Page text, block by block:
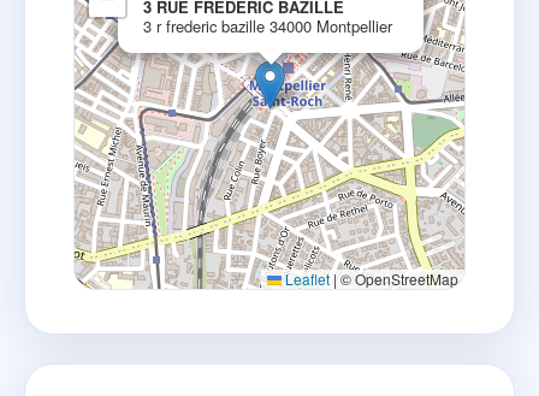
3 RUE FREDERIC BAZILLE
3 r frederic bazille 34000 Montpellier
Leaflet | © OpenStreetMap